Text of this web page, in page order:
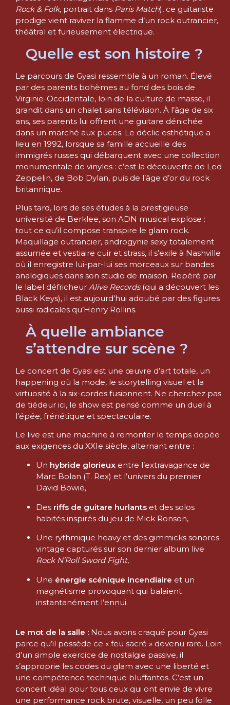
Rock & Folk, portrait dans Paris Match), ce guitariste
prodige vient raviver la flamme d’un rock outrancier,
théâtral et furieusement électrique.
Quelle est son histoire ?
Le parcours de Gyasi ressemble à un roman. Élevé
par des parents bohèmes au fond des bois de
Virginie-Occidentale, loin de la culture de masse, il
grandit dans un chalet sans télévision. À l’âge de six
ans, ses parents lui offrent une guitare dénichée
dans un marché aux puces. Le déclic esthétique a
lieu en 1992, lorsque sa famille accueille des
immigrés russes qui débarquent avec une collection
monumentale de vinyles : c’est la découverte de Led
Zeppelin, de Bob Dylan, puis de l’âge d’or du rock
britannique.
Plus tard, lors de ses études à la prestigieuse
université de Berklee, son ADN musical explose :
tout ce qu’il compose transpire le glam rock.
Maquillage outrancier, androgynie sexy totalement
assumée et vestiaire cuir et strass, il s’exile à Nashville
où il enregistre lui-par-lui ses morceaux sur bandes
analogiques dans son studio de maison. Repéré par
le label défricheur Alive Records(qui a découvert les
Black Keys), il est aujourd’hui adoubé par des figures
aussi radicales qu’Henry Rollins.
À quelle ambiance
s’attendre sur scène ?
Le concert de Gyasi est une œuvre d’art totale, un
happening où la mode, le storytelling visuel et la
virtuosité à la six-cordes fusionnent. Ne cherchez pas
de tiédeur ici, le show est pensé comme un duel à
l’épée, frénétique et spectaculaire.
Le live est une machine à remonter le temps dopée
aux exigences du XXIe siècle, alternant entre :
Un hybride glorieux entre l’extravagance de
Marc Bolan (T. Rex) et l’univers du premier
David Bowie,
Des riffs de guitare hurlants et des solos
habités inspirés du jeu de Mick Ronson,
Une rythmique heavy et des gimmicks sonores
vintage capturés sur son dernier album live
Rock N’Roll Sword Fight,
Une énergie scénique incendiaire et un
magnétisme provoquant qui balaient
instantanément l’ennui.
Le mot de la salle : Nous avons craqué pour Gyasi
parce qu’il possède ce « feu sacré » devenu rare. Loin
d’un simple exercice de nostalgie passive, il
s’approprie les codes du glam avec une liberté et
une compétence technique bluffantes. C’est un
concert idéal pour tous ceux qui ont envie de vivre
une performance rock brute, visuelle, un peu folle